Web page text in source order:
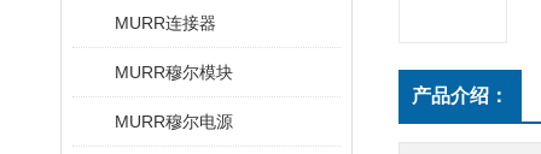
MURR连接器
MURR穆尔模块
MURR穆尔电源
产品介绍：